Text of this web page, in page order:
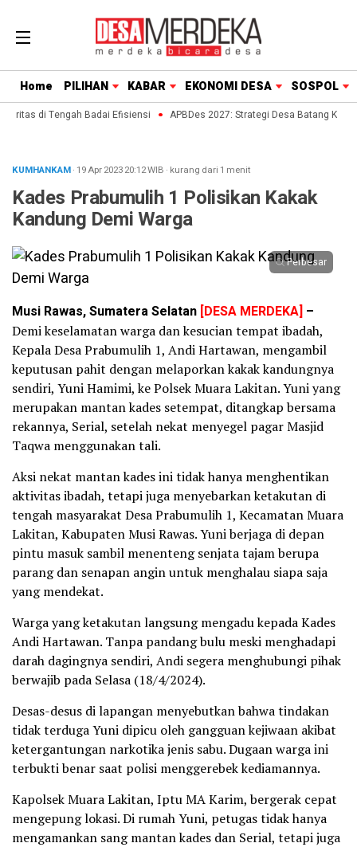
Home PILIHAN KABAR EKONOMI DESA SOSPOL
di Tengah Badai Efisiensi APBDes 2027: Strategi Desa Batang Kejar
KUMHANKAM· 19 Apr 202320:12WIB · kurang dari 1 menit
Kades Prabumulih 1 Polisikan Kakak
Kandung Demi Warga
Perbesar
Musi Rawas, Sumatera Selatan [DESA MERDEKA] –
Demi keselamatan warga dan kesucian tempat ibadah,
Kepala Desa Prabumulih 1, Andi Hartawan, mengambil
keputusan pahit dengan melaporkan kakak kandungnya
sendiri, Yuni Hamimi, ke Polsek Muara Lakitan. Yuni yang
merupakan mantan kades setempat, ditangkap bersama
rekannya, Serial, setelah nekat menyegel pagar Masjid
Taqwa menggunakan tali.
Aksi nekat mantan kades ini tidak hanya menghentikan
aktivitas ibadah, tetapi juga menyebarkan ketakutan di
tengah masyarakat Desa Prabumulih 1, Kecamatan Muara
Lakitan, Kabupaten Musi Rawas. Yuni berjaga di depan
pintu masuk sambil menenteng senjata tajam berupa
parang dan senapan angin untuk menghalau siapa saja
yang mendekat.
Warga yang ketakutan langsung mengadu kepada Kades
Andi Hartawan. Tanpa pandang bulu meski menghadapi
darah dagingnya sendiri, Andi segera menghubungi pihak
berwajib pada Selasa (18/4/2024).
Desas-desus di lapangan menyebutkan bahwa tindakan
tidak terduga Yuni dipicu oleh gangguan kejiwaan akibat
ketergantungan narkotika jenis sabu. Dugaan warga ini
terbukti benar saat polisi menggerebek kediamannya.
Kapolsek Muara Lakitan, Iptu MA Karim, bergerak cepat
mengepung lokasi. Di rumah Yuni, petugas tidak hanya
mengamankan sang mantan kades dan Serial, tetapi juga